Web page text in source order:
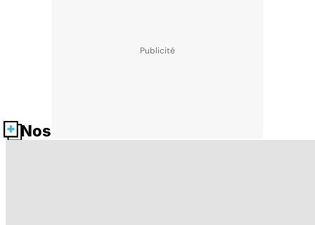
Nos fiches santé